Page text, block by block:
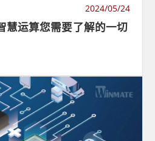
2024/05/24
慧运算您需要了解的一切